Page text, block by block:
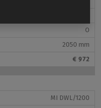
O
2050 mm
€ 972
MI DWL/1200
nuosėdoms. Dėl šio
iš mūsų žemų dušo
NEO SQUARE-R. Ką